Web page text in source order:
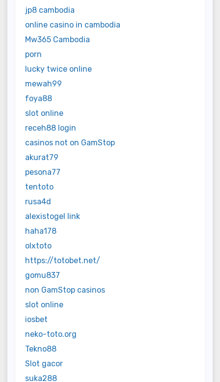
jp8 cambodia
online casino in cambodia
Mw365 Cambodia
porn
lucky twice online
mewah99
foya88
slot online
receh88 login
casinos not on GamStop
akurat79
pesona77
tentoto
rusa4d
alexistogel link
haha178
olxtoto
https://totobet.net/
gomu837
non GamStop casinos
slot online
iosbet
neko-toto.org
Tekno88
Slot gacor
suka288